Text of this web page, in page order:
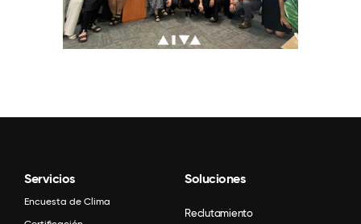
Servicios
Encuesta de Clima
Soluciones
Reclutamiento